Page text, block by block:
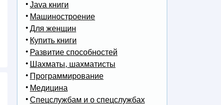
Java книги
Машиностроение
Для женщин
Купить книги
Развитие способностей
Шахматы, шахматисты
Программирование
Медицина
Спецслужбам и о спецслужбах